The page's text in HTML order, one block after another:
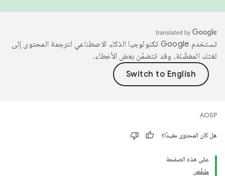
تستخدم Google تكنولوجيا الذكاء الاصطناعي لترجمة المحتوى إلى
لغتك المفضّلة، وقد تتضمّن بعض الأخطاء.
AOSP
هل كان المحتوى مفيدًا؟
على هذه الصفحة
ملخّص